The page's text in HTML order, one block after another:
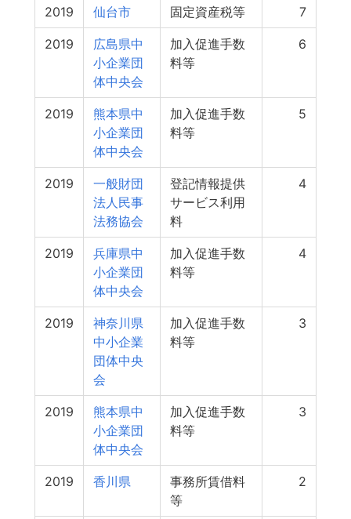
2019 仙台市 固定資産税等 7
2019
広島県中
小企業団
体中央会
加入促進手数
料等
6
2019
熊本県中
小企業団
体中央会
加入促進手数
料等
5
2019
一般財団
法人民事
法務協会
登記情報提供
サービス利用
料
4
2019
兵庫県中
小企業団
体中央会
加入促進手数
料等
4
2019
神奈川県
中小企業
団体中央
会
加入促進手数
料等
3
2019
熊本県中
小企業団
体中央会
加入促進手数
料等
3
2019 香川県
事務所賃借料
等
2